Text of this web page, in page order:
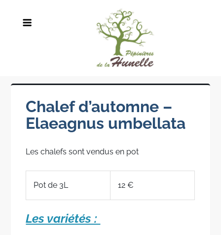
Chalef d’automne –
Elaeagnus umbellata
Les chalefs sont vendus en pot
Pot de 3L 12 €
Les variétés :